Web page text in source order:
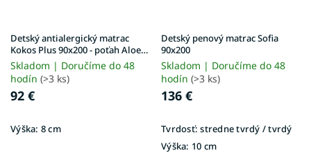
Detský antialergický matrac
Kokos Plus 90x200 - poťah Aloe
Vera
Skladom | Doručíme do 48
hodín (>3 ks)
92 €
Výška: 8 cm
Detský penový matrac Sofia
90x200
Skladom | Doručíme do 48
hodín (>3 ks)
136 €
Tvrdosť:stredne tvrdý / tvrdý
Výška: 10 cm